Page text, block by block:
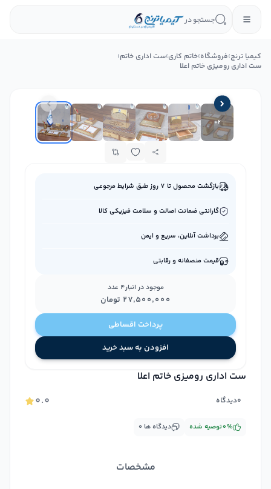
جستجو در
کیمیا ترنج›فروشگاه›خاتم کاری›ست اداری خاتم›
ست اداری رومیزی خاتم اعلا
ست اداری رومیزی خاتم اعلا
۰.۰
دیدگاه۰
۰ دیدگاه ها توصیه شده۰%
مشخصات
بازگشت محصول تا ۷ روز طبق شرایط مرجوعی
گارانتی ضمانت اصالت و سلامت فیزیکی کالا
برداشت آنلاین، سریع و ایمن
قیمت منصفانه و رقابتی
موجود در انبار4 عدد
۲۷٬۵۰۰٬۰۰۰ تومان
پرداخت اقساطی
افزودن به سبد خرید
+2